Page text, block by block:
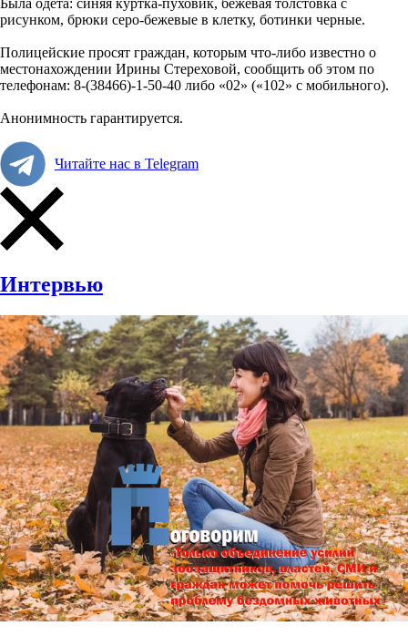
рисунком, брюки серо-бежевые в клетку, ботинки черные.
Полицейские просят граждан, которым что-либо известно о
местонахождении Ирины Стереховой, сообщить об этом по
телефонам: 8-(38466)-1-50-40 либо «02» («102» с мобильного).
Анонимность гарантируется.
Читайте нас в Telegram
Интервью